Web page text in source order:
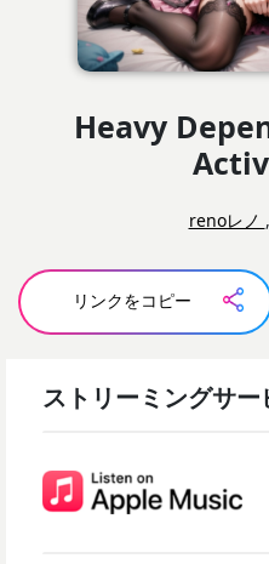
Heavy
renoレノ ,
リンクをコピー
ストリーミングサー